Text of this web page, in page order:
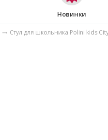
Новинки
Стул для школьника Polini kids